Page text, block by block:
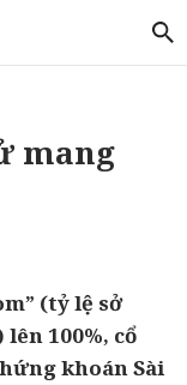
mang
(tỷ lệ sở
100%, cổ
khoán Sài